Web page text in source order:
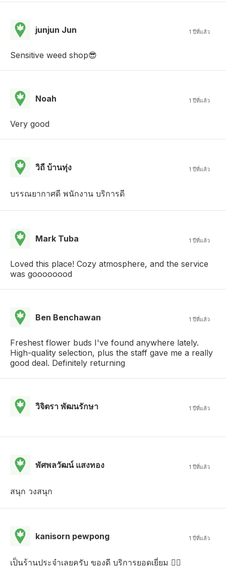
junjun Jun 1 ปีที่แล้ว
Sensitive weed shop😎
Noah 1 ปีที่แล้ว
Very good
วิถี บ้านทุ่ง 1 ปีที่แล้ว
บรรณยากาศดี พนักงาน บริการดี
Mark Tuba 1 ปีที่แล้ว
Loved this place! Cozy atmosphere, and the service
was goooooood
Ben Benchawan 1 ปีที่แล้ว
Freshest flower buds I've found anywhere lately.
High-quality selection, plus the staff gave me a really
good deal. Definitely returning
วิจิตรา พัฒนรักษา 1 ปีที่แล้ว
พัศพลวัฒน์ แสงทอง 1 ปีที่แล้ว
สนุก วงสนุก
kanisorn pewpong 1 ปีที่แล้ว
เป็นร้านประจำเลยครับ ของดี บริการยอดเยี่ยม 👍🏻